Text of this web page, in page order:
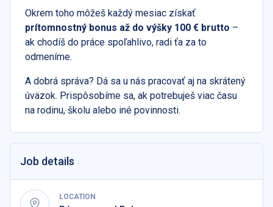
Okrem toho môžeš každý mesiac získať
prítomnostný bonus až do výšky 100 € brutto –
ak chodíš do práce spoľahlivo, radi ťa za to
odmeníme.
A dobrá správa? Dá sa u nás pracovať aj na skrátený
úväzok. Prispôsobíme sa, ak potrebuješ viac času
na rodinu, školu alebo iné povinnosti.
Job details
LOCATION